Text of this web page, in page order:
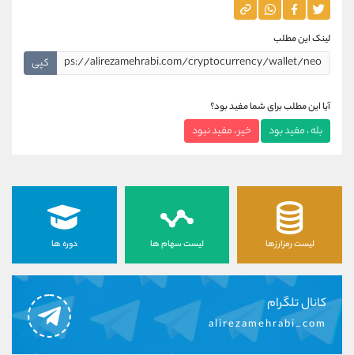
لینک این مطلب
کپی
آیا این مطلب برای شما مفید بود؟
بله ، مفید بود خیر ، مفید نبود
لیست رمزارزها لیست سهام ها دوره ها
کانال تلگرام
alirezamehrabi_com